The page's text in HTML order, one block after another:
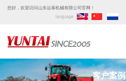
您好，欢迎访问山东运泰机械有限公司官网！
language
客户案例